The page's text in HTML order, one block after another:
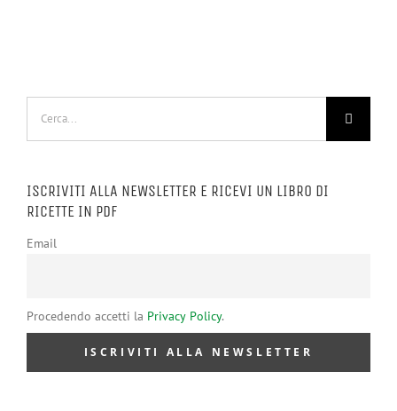
ISCRIVITI ALLA NEWSLETTER E RICEVI UN LIBRO DI
RICETTE IN PDF
Email
Procedendo accetti la Privacy Policy.